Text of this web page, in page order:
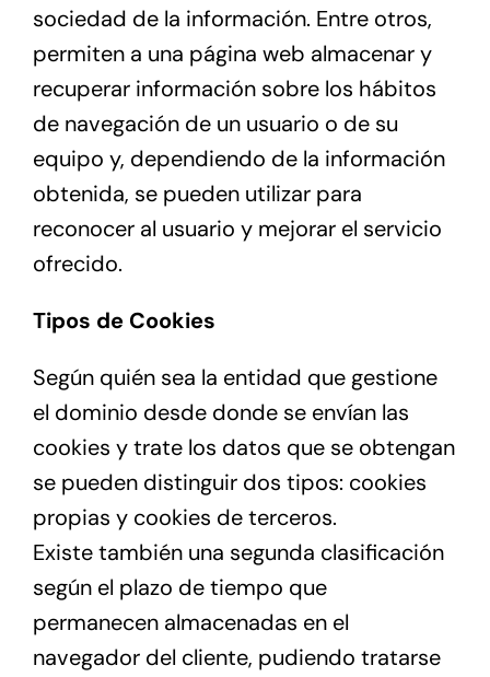
sociedad de la información. Entre otros,
permiten a una página web almacenar y
recuperar información sobre los hábitos
de navegación de un usuario o de su
equipo y, dependiendo de la información
obtenida, se pueden utilizar para
reconocer al usuario y mejorar el servicio
ofrecido.
Tipos de Cookies
Según quién sea la entidad que gestione
el dominio desde donde se envían las
cookies y trate los datos que se obtengan
se pueden distinguir dos tipos: cookies
propias y cookies de terceros.
Existe también una segunda clasificación
según el plazo de tiempo que
permanecen almacenadas en el
navegador del cliente, pudiendo tratarse